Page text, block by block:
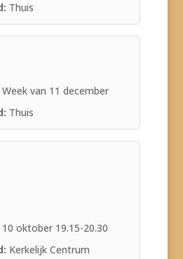
Thuis
Week van 11 december
Thuis
10 oktober 19.15-20.30
Kerkelijk Centrum